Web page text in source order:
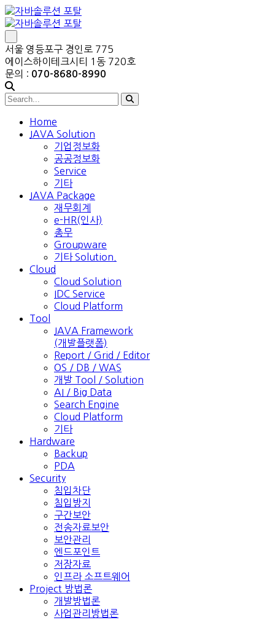
서울 영등포구 경인로 775
에이스하이테크시티 1동 720호
문의 : 070-8680-8990
Home
JAVA Solution
기업정보화
공공정보화
Service
기타
JAVA Package
재무회계
e-HR(인사)
총무
Groupware
기타 Solution.
Cloud
Cloud Solution
IDC Service
Cloud Platform
Tool
JAVA Framework
(개발플랫폼)
Report / Grid / Editor
OS / DB / WAS
개발 Tool / Solution
AI / Big Data
Search Engine
Cloud Platform
기타
Hardware
Backup
PDA
Security
침입차단
침입방지
구간보안
전송자료보안
보안관리
엔드포인트
저장자료
인프라 소프트웨어
Project 방법론
개발방법론
사업관리방법론